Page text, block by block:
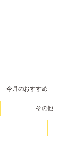
今月のおすすめ
その他